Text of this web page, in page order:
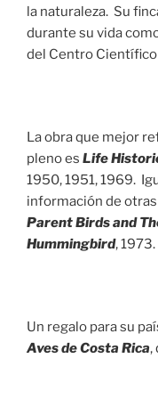
la naturaleza. Su
durante su vida
del Centro
La obra que mejor
pleno es Life
1950, 1951, 1969.
información de
Parent Birds and
Hummingbird, 1973.
Un regalo para su
Aves de Costa Rica,